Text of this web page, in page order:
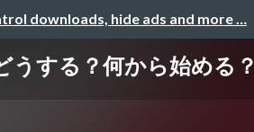
downloads, hide ads and more …
うする？何から始める？